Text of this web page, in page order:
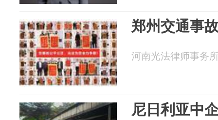
郑州交通事
河南光法律师事务
尼日利亚中